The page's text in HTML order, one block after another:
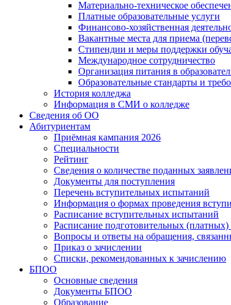
Материально-техническое
Платные образовательные услуги
Финансово-хозяйственная
Вакантные места для приема
Стипендии и меры поддержки
Международное сотрудничество
Организация питания в
Образовательные стандарты и
История колледжа
Информация в СМИ о колледже
Сведения об ОО
Абитуриентам
Приёмная кампания 2026
Специальности
Рейтинг
Сведения о количестве поданных
Документы для поступления
Перечень вступительных испытаний
Информация о формах проведения
Расписание вступительных испытаний
Расписание подготовительных (платных)
Вопросы и ответы на обращения,
Приказ о зачислении
Списки, рекомендованных к зачислению
БПОО
Основные сведения
Документы БПОО
Образование